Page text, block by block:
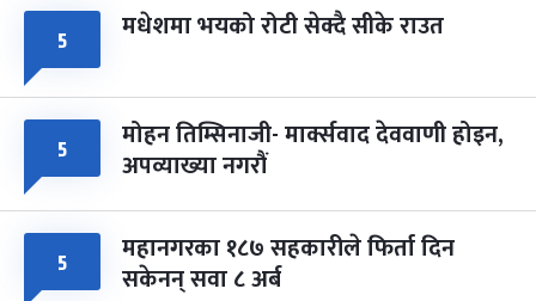
५ मधेशमा भयको रोटी सेक्दै सीके राउत
५ मोहन तिम्सिनाजी- मार्क्सवाद देववाणी होइन,
अपव्याख्या नगरौं
५ महानगरका १८७ सहकारीले फिर्ता दिन
सकेनन् सवा ८ अर्ब